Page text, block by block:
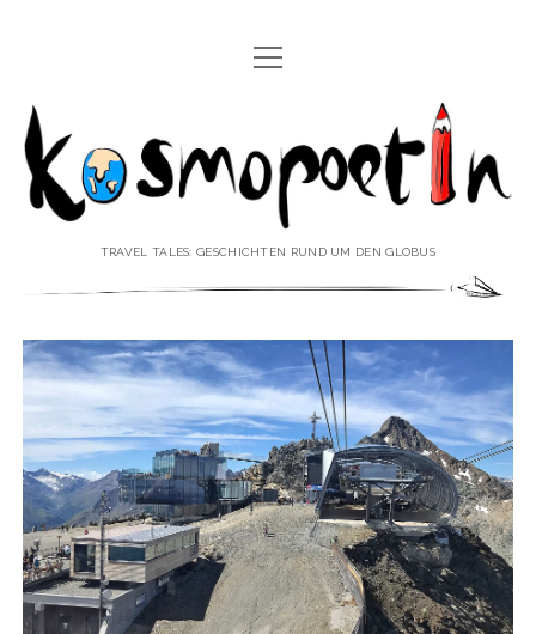
REISEREPORTAGEN
REISEPOESIE
REISEKOLUMNEN
REISEVIDEOS
REISESPECIALS
♥ ÜBER DEN REISEBLOG Menü
öffnen
IMPRESSUM
DATENSCHUTZERKLÄRUNG
♥ ÜBER DIE AUTORIN Menü
öffnen
VITA
PRESSE & MEDIEN
twitterfacebookpinterestyoutubeinstagram
Menü
öffnen
Kosmopoetin
TRAVEL TALES: GESCHICHTEN RUND UM DEN GLOBUS